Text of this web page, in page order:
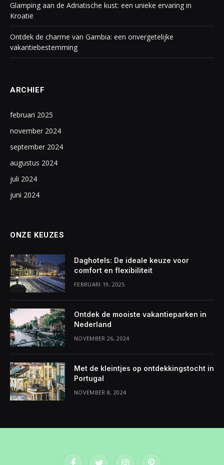
Glamping aan de Adriatische kust: een unieke ervaring in
Kroatië
Ontdek de charme van Gambia: een onvergetelijke
vakantiebestemming
ARCHIEF
februari 2025
november 2024
september 2024
augustus 2024
juli 2024
juni 2024
ONZE KEUZES
Daghotels: De ideale keuze voor
comfort en flexibiliteit
FEBRUARI 19, 2025
Ontdek de mooiste vakantieparken in
Nederland
NOVEMBER 26, 2024
Met de kleintjes op ontdekkingstocht in
Portugal
NOVEMBER 8, 2024